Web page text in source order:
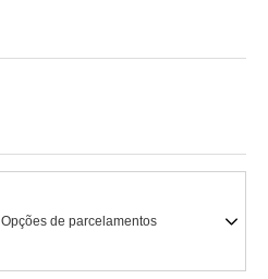
Opções de parcelamentos